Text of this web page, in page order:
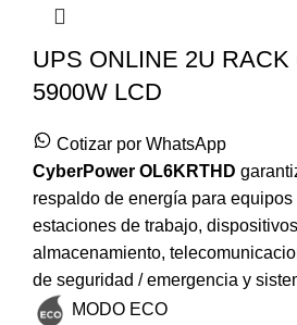
UPS ONLINE 2U RACK
5900W LCD
Cotizar por WhatsApp
CyberPower OL6KRTHD
respaldo de energía para equipos
estaciones de trabajo,
almacenamiento,
de seguridad / emergencia y
MODO ECO